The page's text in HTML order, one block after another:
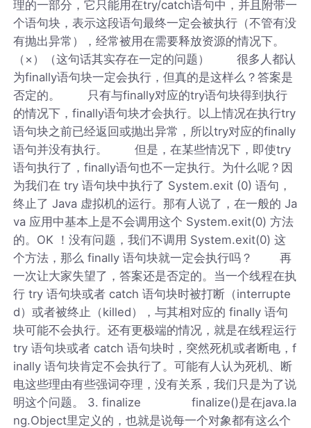
理的一部分，它只能用在try/catch语句中，并且附带一
个语句块，表示这段语句最终一定会被执行（不管有没
有抛出异常），经常被用在需要释放资源的情况下。
（×）（这句话其实存在一定的问题） 很多人都认
为finally语句块一定会执行，但真的是这样么？答案是
否定的。 只有与finally对应的try语句块得到执行
的情况下，finally语句块才会执行。以上情况在执行try
语句块之前已经返回或抛出异常，所以try对应的finally
语句并没有执行。 但是，在某些情况下，即使try
语句执行了，finally语句也不一定执行。为什么呢？因
为我们在 try 语句块中执行了 System.exit (0) 语句，
终止了 Java 虚拟机的运行。那有人说了，在一般的 Ja
va 应用中基本上是不会调用这个 System.exit(0) 方法
的。OK ！没有问题，我们不调用 System.exit(0) 这
个方法，那么 finally 语句块就一定会执行吗？ 再
一次让大家失望了，答案还是否定的。当一个线程在执
行 try 语句块或者 catch 语句块时被打断（interrupte
d）或者被终止（killed），与其相对应的 finally 语句
块可能不会执行。还有更极端的情况，就是在线程运行
try 语句块或者 catch 语句块时，突然死机或者断电，f
inally 语句块肯定不会执行了。可能有人认为死机、断
电这些理由有些强词夺理，没有关系，我们只是为了说
明这个问题。 3. finalize finalize()是在java.la
ng.Object里定义的，也就是说每一个对象都有这么个